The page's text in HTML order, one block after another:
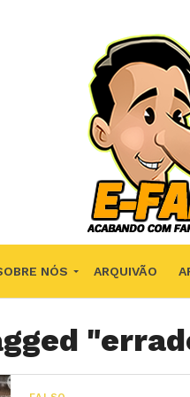
NÓS ARQUIVÃO